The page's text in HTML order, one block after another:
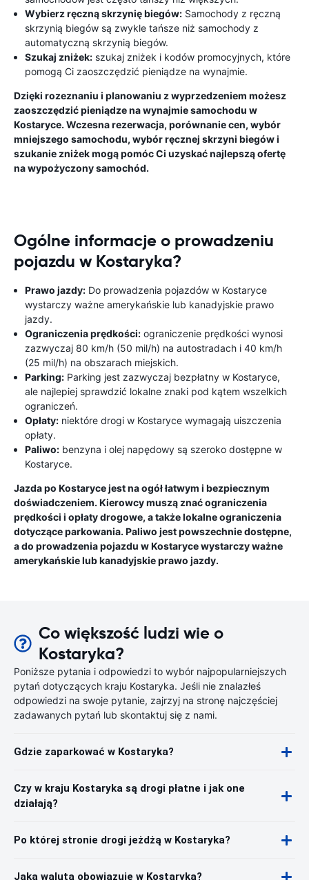
Wybierz ręczną skrzynię biegów: Samochody z ręczną
skrzynią biegów są zwykle tańsze niż samochody z
automatyczną skrzynią biegów.
Szukaj zniżek: szukaj zniżek i kodów promocyjnych, które
pomogą Ci zaoszczędzić pieniądze na wynajmie.
Dzięki rozeznaniu i planowaniu z wyprzedzeniem możesz
zaoszczędzić pieniądze na wynajmie samochodu w
Kostaryce. Wczesna rezerwacja, porównanie cen, wybór
mniejszego samochodu, wybór ręcznej skrzyni biegów i
szukanie zniżek mogą pomóc Ci uzyskać najlepszą ofertę
na wypożyczony samochód.
Ogólne informacje o prowadzeniu
pojazdu w Kostaryka?
Prawo jazdy: Do prowadzenia pojazdów w Kostaryce
wystarczy ważne amerykańskie lub kanadyjskie prawo
jazdy.
Ograniczenia prędkości: ograniczenie prędkości wynosi
zazwyczaj 80 km/h (50 mil/h) na autostradach i 40 km/h
(25 mil/h) na obszarach miejskich.
Parking: Parking jest zazwyczaj bezpłatny w Kostaryce,
ale najlepiej sprawdzić lokalne znaki pod kątem wszelkich
ograniczeń.
Opłaty: niektóre drogi w Kostaryce wymagają uiszczenia
opłaty.
Paliwo: benzyna i olej napędowy są szeroko dostępne w
Kostaryce.
Jazda po Kostaryce jest na ogół łatwym i bezpiecznym
doświadczeniem. Kierowcy muszą znać ograniczenia
prędkości i opłaty drogowe, a także lokalne ograniczenia
dotyczące parkowania. Paliwo jest powszechnie dostępne,
a do prowadzenia pojazdu w Kostaryce wystarczy ważne
amerykańskie lub kanadyjskie prawo jazdy.
Co większość ludzi wie o
Kostaryka?
Poniższe pytania i odpowiedzi to wybór najpopularniejszych
pytań dotyczących kraju Kostaryka. Jeśli nie znalazłeś
odpowiedzi na swoje pytanie, zajrzyj na stronę najczęściej
zadawanych pytań lub skontaktuj się z nami.
Gdzie zaparkować w Kostaryka?
Czy w kraju Kostaryka są drogi płatne i jak one
działają?
Po której stronie drogi jeżdżą w Kostaryka?
Jaka waluta obowiązuje w Kostaryka?